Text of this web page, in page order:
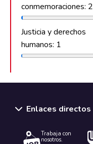
conmemoraciones: 2
Justicia y derechos
humanos: 1
Enlaces directos
Trabaja con
nosotros.